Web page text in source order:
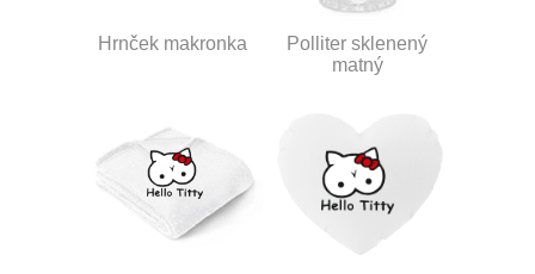
Hrnček makronka
Polliter sklenený
matný